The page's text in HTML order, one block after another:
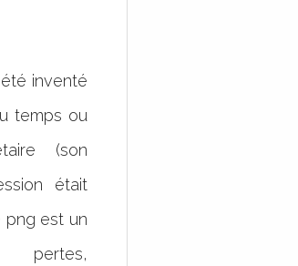
inventé
temps ou
(son
était
png est un